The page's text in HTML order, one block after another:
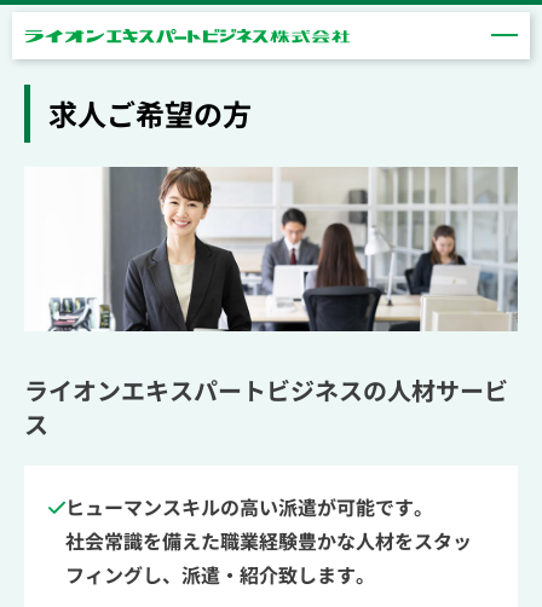
求人ご希望の方
ライオンエキスパートビジネスの人材サービ
ス
ヒューマンスキルの高い派遣が可能です。
社会常識を備えた職業経験豊かな人材をスタッ
フィングし、派遣・紹介致します。